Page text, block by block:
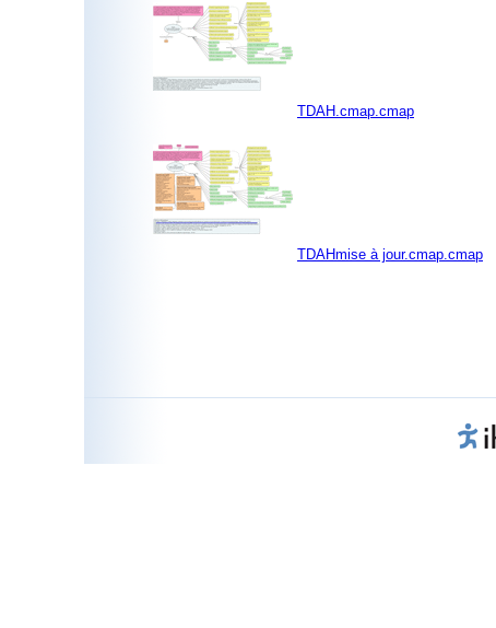
TDAH.cmap.cmap
TDAHmise à jour.cmap.cmap